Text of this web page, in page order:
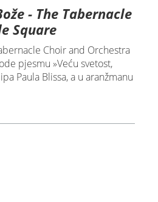
- The Tabernacle
Square
Choir and Orchestra
pjesmu »Veću svetost,
Paula Blissa, a u aranžmanu